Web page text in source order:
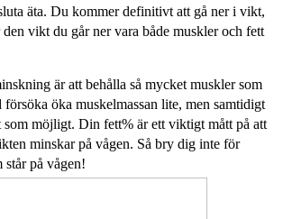
äta. Du kommer definitivt att gå ner i vikt,
vikt du går ner vara både muskler och fett
är att behålla så mycket muskler som
öka muskelmassan lite, men samtidigt
som möjligt. Din fett% är ett viktigt mått på att
minskar på vågen. Så bry dig inte för
står på vågen!